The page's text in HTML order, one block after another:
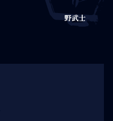
（月） 野武士